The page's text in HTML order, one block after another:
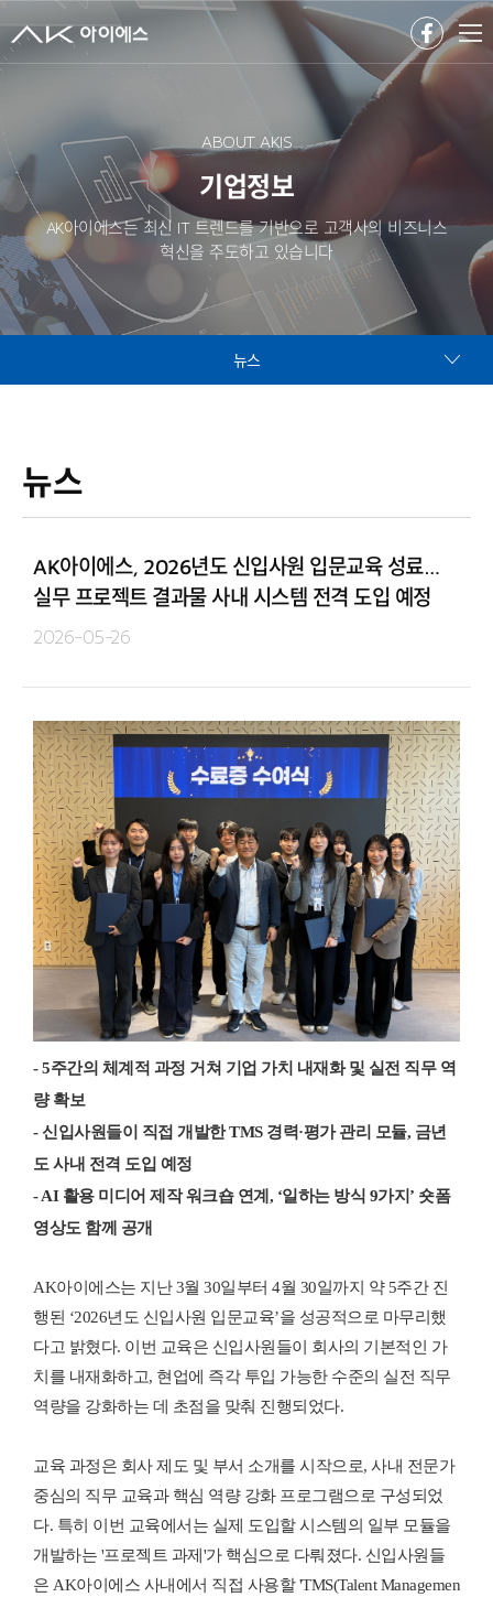
ABOUT AKIS
기업정보
AK아이에스는 최신 IT 트렌드를 기반으로 고객사의 비즈니스
혁신을 주도하고 있습니다
뉴스
뉴스
AK아이에스, 2026년도 신입사원 입문교육 성료…
실무 프로젝트 결과물 사내 시스템 전격 도입 예정
2026-05-26
- 5주간의 체계적 과정 거쳐 기업 가치 내재화 및 실전 직무 역
량 확보
- 신입사원들이 직접 개발한 TMS 경력·평가 관리 모듈, 금년
도 사내 전격 도입 예정
- AI 활용 미디어 제작 워크숍 연계, ‘일하는 방식 9가지’ 숏폼
영상도 함께 공개
AK아이에스는 지난 3월 30일부터 4월 30일까지 약 5주간 진
행된 ‘2026년도 신입사원 입문교육’을 성공적으로 마무리했
다고 밝혔다. 이번 교육은 신입사원들이 회사의 기본적인 가
치를 내재화하고, 현업에 즉각 투입 가능한 수준의 실전 직무
역량을 강화하는 데 초점을 맞춰 진행되었다.
교육 과정은 회사 제도 및 부서 소개를 시작으로, 사내 전문가
중심의 직무 교육과 핵심 역량 강화 프로그램으로 구성되었
다. 특히 이번 교육에서는 실제 도입할 시스템의 일부 모듈을
개발하는 '프로젝트 과제'가 핵심으로 다뤄졌다. 신입사원들
은 AK아이에스 사내에서 직접 사용할 'TMS(Talent Managemen